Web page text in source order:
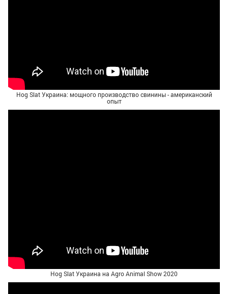
Hog Slat Украина: мощного производство свинины - американский
опыт
Hog Slat Украина на Agro Animal Show 2020